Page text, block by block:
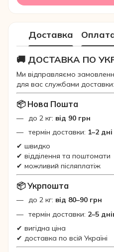
Доставка
🚚 ДОСТАВКА ПО
Ми відправляємо
для вас службами доставки:
📦 Нова Пошта
до 2 кг: від 90 грн
термін доставки: 1–2 дні
✔ швидко
✔ відділення та поштомати
✔ можливий післяплатіж
📦 Укрпошта
до 2 кг: від 80–90 грн
термін доставки: 2–5
✔ вигідна ціна
✔ доставка по всій Україні